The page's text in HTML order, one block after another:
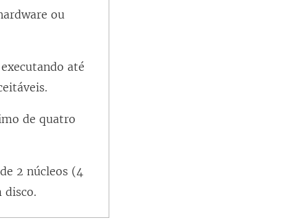
ou
até
de quatro
2 núcleos (4
disco.